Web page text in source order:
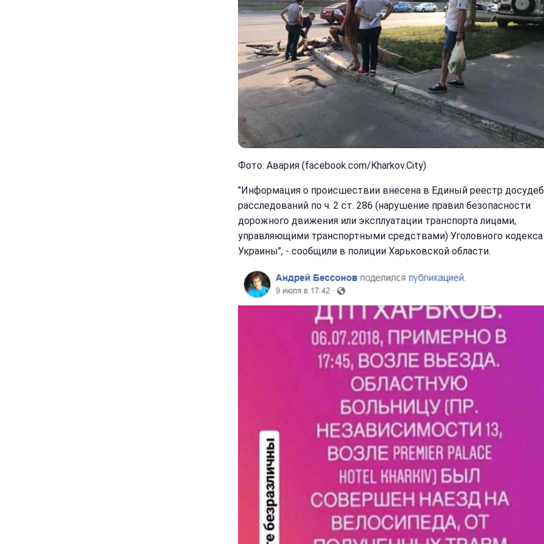
Фото: Авария (facebook.com/Kharkov.City)
"Информация о происшествии внесена в Единый реестр
расследований по ч. 2 ст. 286 (нарушение правил безопасности
дорожного движения или эксплуатации транспорта лицами,
управляющими транспортными средствами) Уголовного кодекса
Украины", - сообщили в полиции Харьковской области.